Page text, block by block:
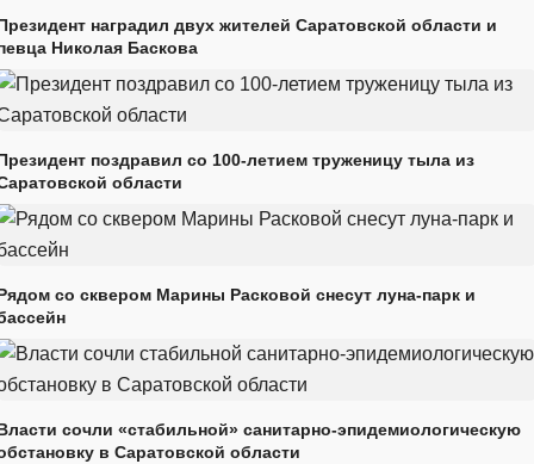
наградил двух жителей Саратовской области и
Николая Баскова
поздравил со 100-летием труженицу тыла из
области
со сквером Марины Расковой снесут луна-парк и
сочли «стабильной» санитарно-эпидемиологическую
в Саратовской области